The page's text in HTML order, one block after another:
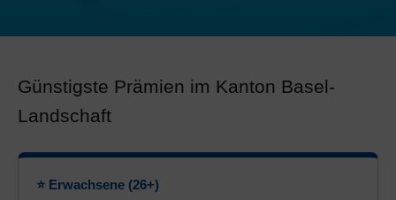
Günstigste Prämien im Kanton Basel-
Landschaft
⭐ Erwachsene (26+)